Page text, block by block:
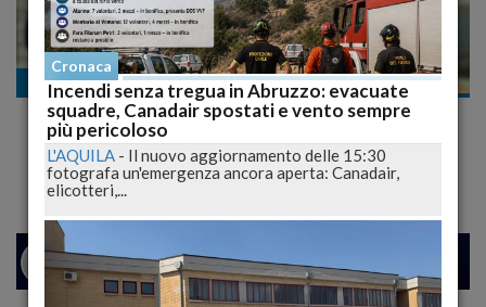
Cronaca
CARCERI: MORTO DOPO LUNGO COMA
25ENNE IMPICCATOSI A LARINO
MILANO 24
Cronaca
Incendi senza tregua in Abruzzo: evacuate
squadre, Canadair spostati e vento sempre
più pericoloso
L'AQUILA - Il nuovo aggiornamento delle 15:30
fotografa un'emergenza ancora aperta: Canadair,
elicotteri,...